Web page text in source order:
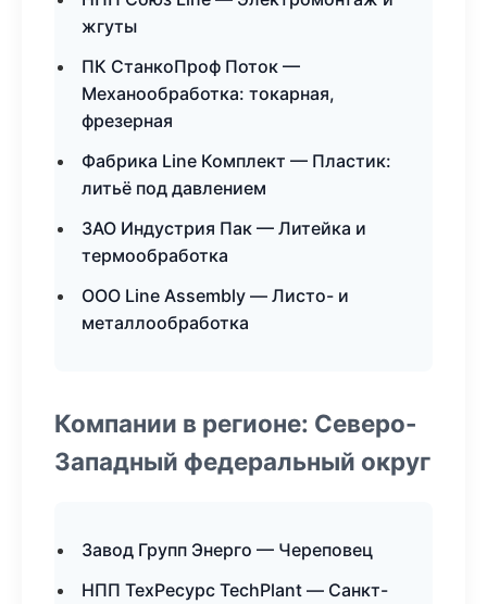
жгуты
ПК СтанкоПроф Поток —
Механообработка: токарная,
фрезерная
Фабрика Line Комплект — Пластик:
литьё под давлением
ЗАО Индустрия Пак — Литейка и
термообработка
ООО Line Assembly — Листо- и
металлообработка
Компании в регионе: Северо-
Западный федеральный округ
Завод Групп Энерго — Череповец
НПП ТехРесурс TechPlant — Санкт-